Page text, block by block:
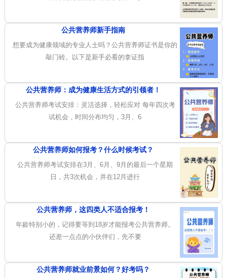
公共营养师新手指南
想要成为健康领域的专业人士吗？公共营养师证书是你的
敲门砖。以下是新手必看的拿证指
公共营养师：成为健康生活方式的引领者！
公共营养师考试安排：灵活选择，轻松应对 每年四次考
试机会，时间分布均匀，3月、6
公共营养师如何报考？什么时候考试？
公共营养师考试安排在3月、6月、9月的最后一个星期
日，共3次机会，并在12月进行
公共营养师，这四类人不适合报考！
年龄特别小的，记得要等到18岁才能报考公共营养师。
还差一点点的小伙伴们，先不要
公共营养师就业前景如何？好考吗？